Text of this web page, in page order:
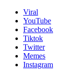
Viral
YouTube
Facebook
Tiktok
Twitter
Memes
Instagram